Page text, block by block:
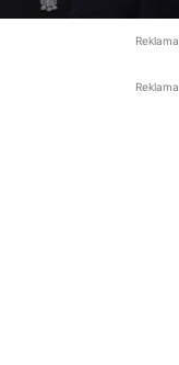
Reklama
Reklama